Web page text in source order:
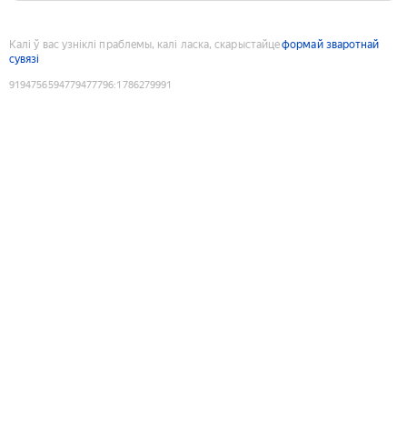
Калі ў вас узніклі праблемы, калі ласка, скарыстайцеформай зваротнай
сувязі
9194756594779477796:1786279991